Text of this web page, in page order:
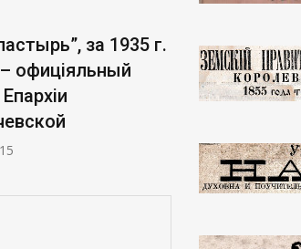
г.
“Душпастырь”, за 1935 г.
№11-12 – офиціяльный
орган Епархіи